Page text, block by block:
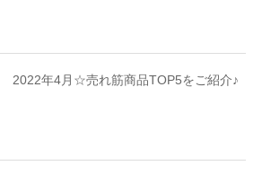
2022年4月☆売れ筋商品TOP5をご紹介♪